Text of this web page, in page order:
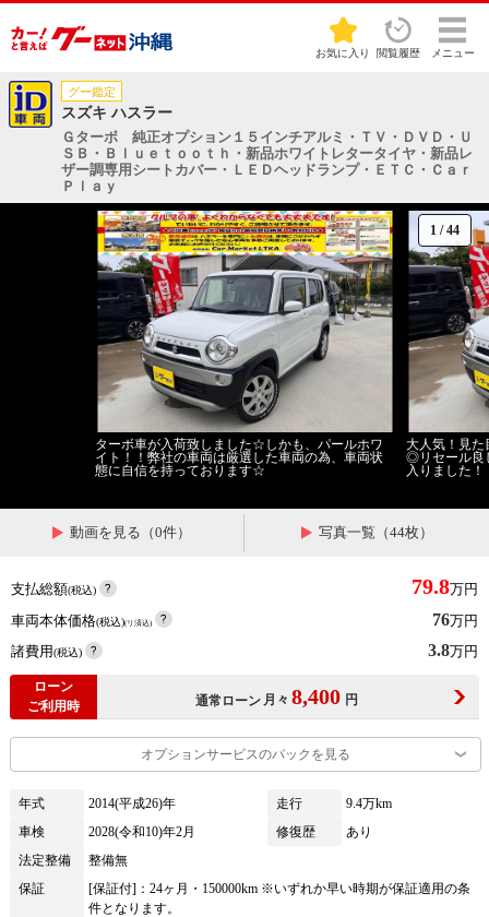
お気に入り 閲覧履歴 メニュー
グー鑑定
スズキ ハスラー
Ｇターボ 純正オプション１５インチアルミ・ＴＶ・ＤＶＤ・Ｕ
ＳＢ・Ｂｌｕｅｔｏｏｔｈ・新品ホワイトレタータイヤ・新品レ
ザー調専用シートカバー・ＬＥＤヘッドランプ・ＥＴＣ・Ｃａｒ
Ｐｌａｙ
1 /44
ターボ車が入荷致しました☆しかも、パールホワ
イト！！弊社の車両は厳選した車両の為、車両状
態に自信を持っております☆
大人気！見
◎リセール良
入りました！
動画を見る（0件） 写真一覧（44枚）
支払総額(税込) 79.8万円
車両本体価格(税込)(リ済込) 76万円
諸費用(税込) 3.8万円
ローン
ご利用時
通常ローン 月々 8,400 円
オプションサービスのパックを見る
年式 2014(平成26)年 走行
9.4万km
車検
2028(令和10)年2月 修復歴
あり
法定整備
整備無
保証
[保証付]：24ヶ月・150000km ※いずれか早い時期が保証適用の条
件となります。